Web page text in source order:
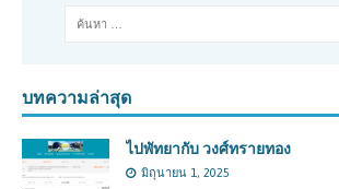
บทความล่าสุด
ไปพัทยากับ วงศ์ทรายทอง
มิถุนายน 1, 2025